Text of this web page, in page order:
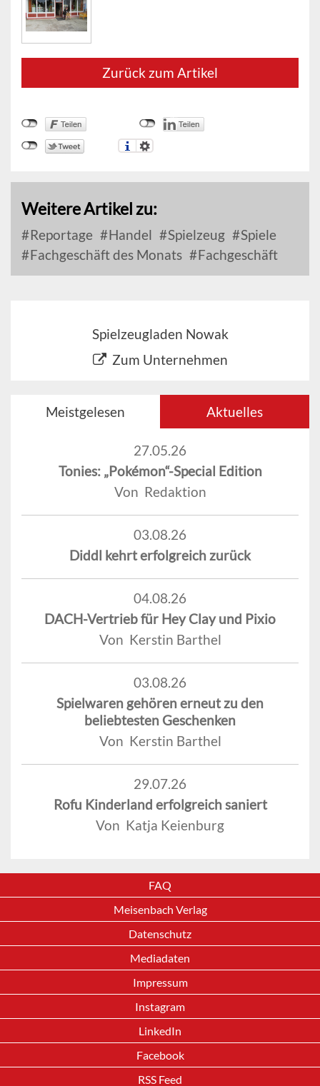
Zurück zum Artikel
Weitere Artikel zu:
Reportage Handel Spielzeug
Spiele
Fachgeschäft des Monats
Fachgeschäft
Spielzeugladen Nowak
Zum Unternehmen
Meistgelesen Aktuelles
27.05.26
Tonies: „Pokémon“-Special Edition
Von Redaktion
03.08.26
Diddl kehrt erfolgreich zurück
04.08.26
DACH-Vertrieb für Hey Clay und Pixio
Von Kerstin Barthel
03.08.26
Spielwaren gehören erneut zu den
beliebtesten Geschenken
Von Kerstin Barthel
29.07.26
Rofu Kinderland erfolgreich saniert
Von Katja Keienburg
FAQ
Meisenbach Verlag
Datenschutz
Mediadaten
Impressum
Instagram
LinkedIn
Facebook
RSS Feed